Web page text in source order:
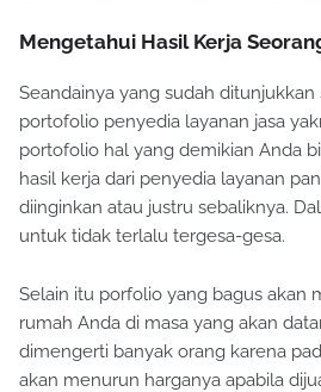
Mengetahui Hasil Kerja
Seandainya yang sudah
portofolio penyedia layanan jasa
portofolio hal yang demikian Anda
hasil kerja dari penyedia layanan
diinginkan atau justru sebaliknya.
untuk tidak terlalu tergesa-gesa.
Selain itu porfolio yang bagus akan
rumah Anda di masa yang akan
dimengerti banyak orang karena
akan menurun harganya apabila